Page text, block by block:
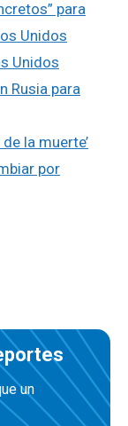
para
Unidos
Unidos
Rusia para
la muerte’
por
un